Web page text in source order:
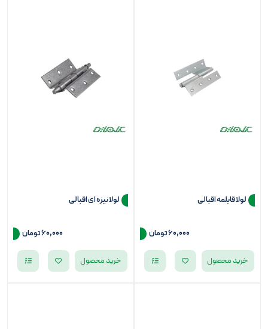
لولا قابلمه اقبالی
60,000تومان
خرید محصول
لولا نیزه ای اقبالی
60,000تومان
خرید محصول